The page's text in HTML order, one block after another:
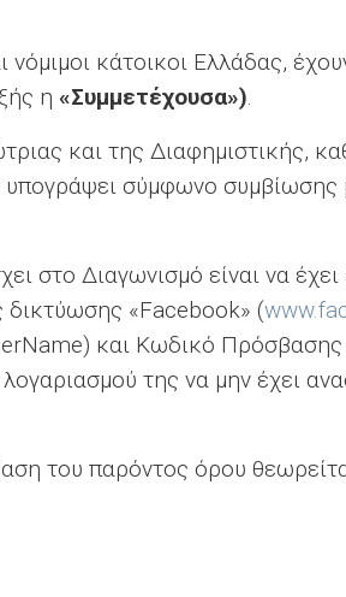
νόμιμοι κάτοικοι Ελλάδας,
η «Συμμετέχουσα»).
και της Διαφημιστικής,
υπογράψει σύμφωνο συμβίωσης
στο Διαγωνισμό είναι να έχει
δικτύωσης «Facebook» (
και Κωδικό
της να μην έχει
του παρόντος όρου